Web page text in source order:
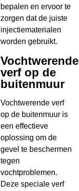
bepalen en ervoor te
zorgen dat de juiste
injectiematerialen
worden gebruikt.
Vochtwerende
verf op de
buitenmuur
Vochtwerende verf
op de buitenmuur is
een effectieve
oplossing om de
gevel te beschermen
tegen
vochtproblemen.
Deze speciale verf